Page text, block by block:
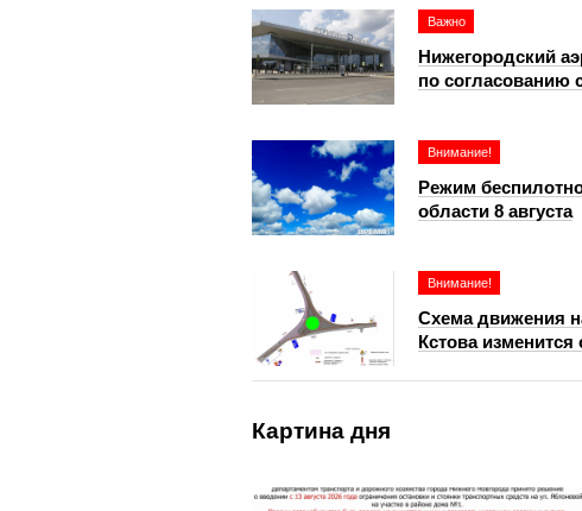
Важно
Нижегородский
по согласованию
Внимание!
Режим
области 8 августа
Внимание!
Схема движения
Кстова изменится
Картина дня